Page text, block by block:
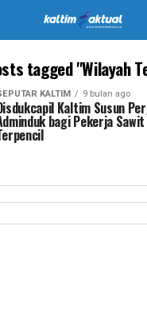
tagged "Wilayah
KALTIM 9 bulan ago
Kaltim Susun
bagi Pekerja Sawit